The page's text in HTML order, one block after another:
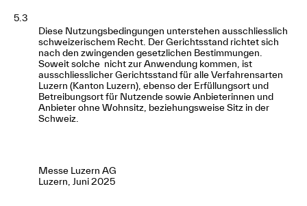
5.3
Diese Nutzungsbedingungen unterstehen ausschliesslich
schweizerischem Recht. Der Gerichtsstand richtet sich
nach den zwingenden gesetzlichen Bestimmungen.
Soweit solche nicht zur Anwendung kommen, ist
ausschliesslicher Gerichtsstand für alle Verfahrensarten
Luzern (Kanton Luzern), ebenso der Erfüllungsort und
Betreibungsort für Nutzende sowie Anbieterinnen und
Anbieter ohne Wohnsitz, beziehungsweise Sitz in der
Schweiz.
Messe Luzern AG
Luzern, Juni 2025